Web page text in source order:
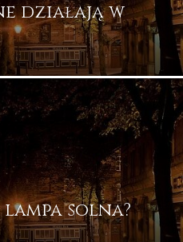
działają w
solna?